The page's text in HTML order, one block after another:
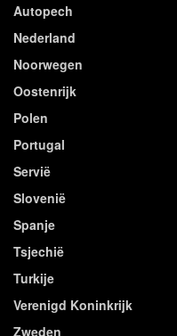
Autopech
Nederland
Noorwegen
Oostenrijk
Polen
Portugal
Servië
Slovenië
Spanje
Tsjechië
Turkije
Verenigd Koninkrijk
Zweden